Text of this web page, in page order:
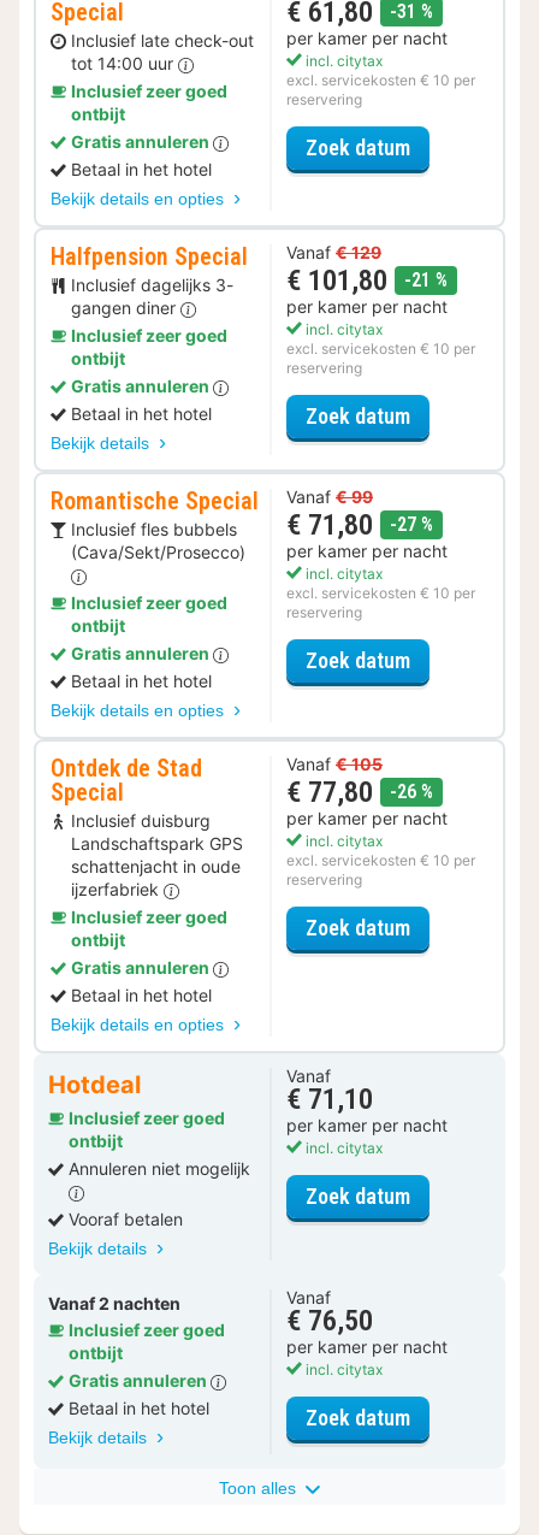
Special
Inclusief late check-out
tot 14:00 uur
Inclusief zeer goed
ontbijt
Gratis annuleren
Betaal in het hotel
Bekijk details en opties
€ 61,80 -31 %
per kamer per nacht
incl. citytax
excl. servicekosten € 10 per
reservering
Zoek datumvoor Late
Halfpension Special
Inclusief dagelijks 3-
gangen diner
Inclusief zeer goed
ontbijt
Gratis annuleren
Betaal in het hotel
Bekijk details
Vanaf € 129
€ 101,80 -21 %
per kamer per nacht
incl. citytax
excl. servicekosten € 10 per
reservering
Zoek datumvoor
Romantische Special
Inclusief fles bubbels
(Cava/Sekt/Prosecco)
Inclusief zeer goed
ontbijt
Gratis annuleren
Betaal in het hotel
Bekijk details en opties
Vanaf € 99
€ 71,80 -27 %
per kamer per nacht
incl. citytax
excl. servicekosten € 10 per
reservering
Zoek datumvoor
Ontdek de Stad
Special
Inclusief duisburg
Landschaftspark GPS
schattenjacht in oude
ijzerfabriek
Inclusief zeer goed
ontbijt
Gratis annuleren
Betaal in het hotel
Bekijk details en opties
Vanaf € 105
€ 77,80 -26 %
per kamer per nacht
incl. citytax
excl. servicekosten € 10 per
reservering
Zoek datumvoor Ontdek
Hotdeal
Inclusief zeer goed
ontbijt
Annuleren niet mogelijk
Vooraf betalen
Bekijk details
Vanaf
€ 71,10
per kamer per nacht
incl. citytax
Zoek datumvoor
Vanaf 2 nachten
Inclusief zeer goed
ontbijt
Gratis annuleren
Betaal in het hotel
Bekijk details
Vanaf
€ 76,50
per kamer per nacht
incl. citytax
Zoek datumvoor
Toon alles